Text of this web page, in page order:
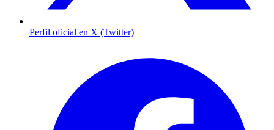
Perfil oficial en X (Twitter)